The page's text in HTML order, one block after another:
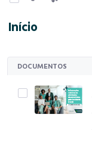
Início
DOCUMENTOS